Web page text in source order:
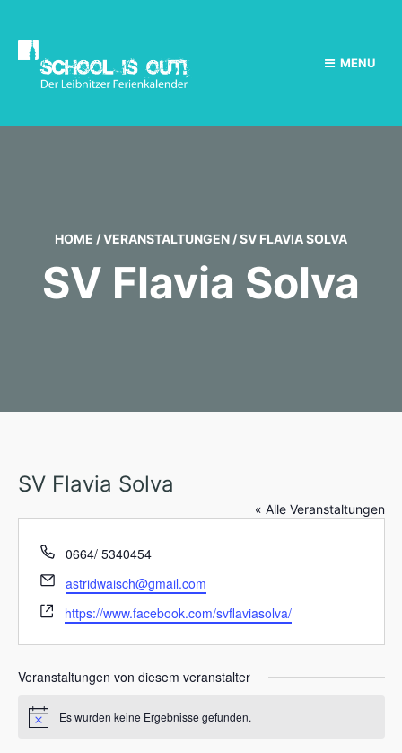
MENU
HOME /VERANSTALTUNGEN /SV FLAVIA SOLVA
SV Flavia Solva
SV Flavia Solva
« Alle Veranstaltungen
T
l
e
f
o
n
0664/ 5340454
E
m
a
astridwaisch@gmail.com
W
e
b
s
https://www.facebook.com/svflaviasolva/
Veranstaltungen von diesem veranstalter
H
Es wurden keine Ergebnisse gefunden.